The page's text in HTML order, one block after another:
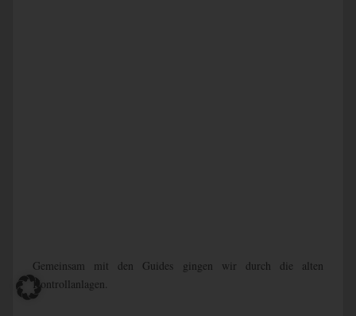
in so gut erhaltenem Zustand zu besichtigen?
Wir liefen durch die verlassenen Gebäude bis zum ehemaligen